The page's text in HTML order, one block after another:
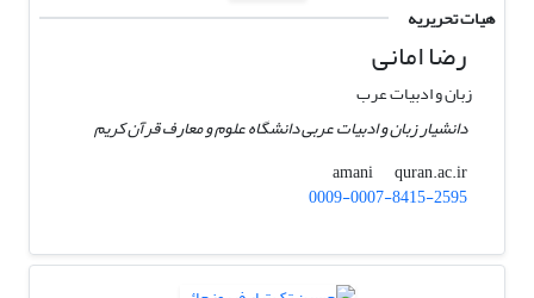
هیات تحریریه
رضا امانی
زبان و ادبیات عرب
دانشیار زبان و ادبیات عربی دانشگاه علوم و معارف قرآن کریم
amani
quran.ac.ir
0009-0007-8415-2595